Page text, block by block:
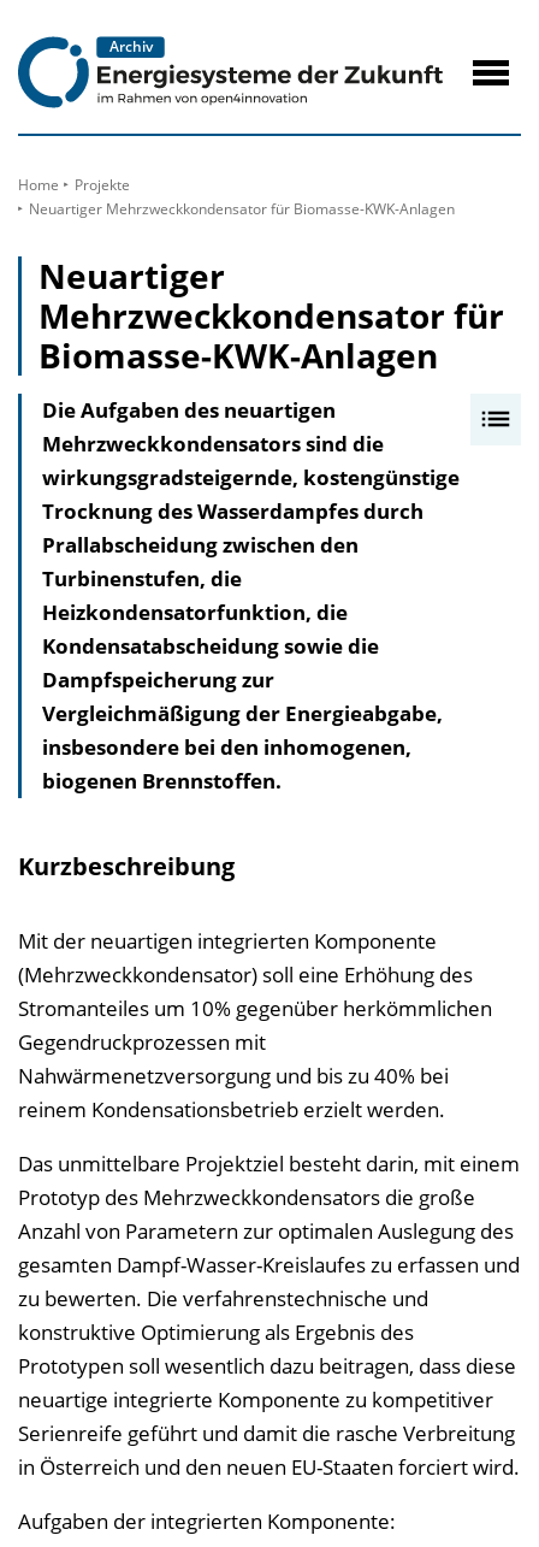
Inhalt
Home
Projekte
Neuartiger Mehrzweckkondensator für Biomasse-KWK-Anlagen
Neuartiger
Mehrzweckkondensator für
Biomasse-KWK-Anlagen
s
e
l
d
Die Aufgaben des neuartigen
Mehrzweckkondensators sind die
wirkungsgradsteigernde, kostengünstige
Trocknung des Wasserdampfes durch
Prallabscheidung zwischen den
Turbinenstufen, die
Heizkondensatorfunktion, die
Kondensatabscheidung sowie die
Dampfspeicherung zur
Vergleichmäßigung der Energieabgabe,
insbesondere bei den inhomogenen,
biogenen Brennstoffen.
Kurzbeschreibung
Mit der neuartigen integrierten Komponente
(Mehrzweckkondensator) soll eine Erhöhung des
Stromanteiles um 10% gegenüber herkömmlichen
Gegendruckprozessen mit
Nahwärmenetzversorgung und bis zu 40% bei
reinem Kondensationsbetrieb erzielt werden.
Das unmittelbare Projektziel besteht darin, mit einem
Prototyp des Mehrzweckkondensators die große
Anzahl von Parametern zur optimalen Auslegung des
gesamten Dampf-Wasser-Kreislaufes zu erfassen und
zu bewerten. Die verfahrenstechnische und
konstruktive Optimierung als Ergebnis des
Prototypen soll wesentlich dazu beitragen, dass diese
neuartige integrierte Komponente zu kompetitiver
Serienreife geführt und damit die rasche Verbreitung
in Österreich und den neuen EU-Staaten forciert wird.
Aufgaben der integrierten Komponente: